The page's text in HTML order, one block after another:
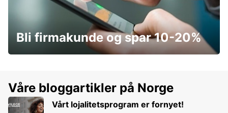
Bli firmakunde og spar 10-20%
Våre bloggartikler på Norge
Vårt lojalitetsprogram er fornyet!